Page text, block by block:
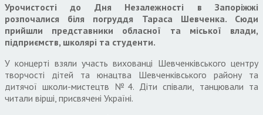
Урочистості до Дня Незалежності в Запоріжжі
розпочалися біля погруддя Тараса Шевченка. Сюди
прийшли представники обласної та міської влади,
підприємств, школярі та студенти.
У концерті взяли участь вихованці Шевченківського центру
творчості дітей та юнацтва Шевченківського району та
дитячої школи-мистецтв №4. Діти співали, танцювали та
читали вірші, присвячені Україні.